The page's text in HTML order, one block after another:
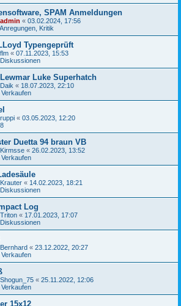
SPAM Anmeldungen
admin « 03.02.2024, 17:56
Kritik
Typengeprüft
flm « 07.11.2023, 15:53
Luke Superhatch
Daik « 18.07.2023, 22:10
Verkaufen
ruppi « 03.05.2023, 12:20
Duetta 94 braun VB
Kirmsse « 26.02.2023, 13:52
Verkaufen
Krauter « 14.02.2023, 18:21
Log
Triton « 17.01.2023, 17:07
Bernhard « 23.12.2022, 20:27
Verkaufen
Shogun_75 « 25.11.2022, 12:06
Verkaufen
15x12